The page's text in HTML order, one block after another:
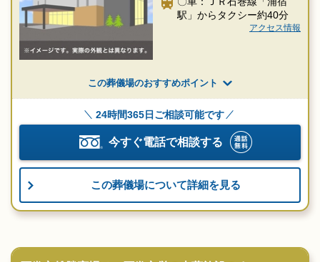
駅」からタクシー約40分
アクセス情報
この葬儀場のおすすめポイント
24時間365日ご相談可能です
今すぐ電話で相談する
この葬儀場について詳細を見る